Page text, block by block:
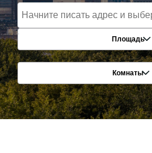
Площадь
Комнаты